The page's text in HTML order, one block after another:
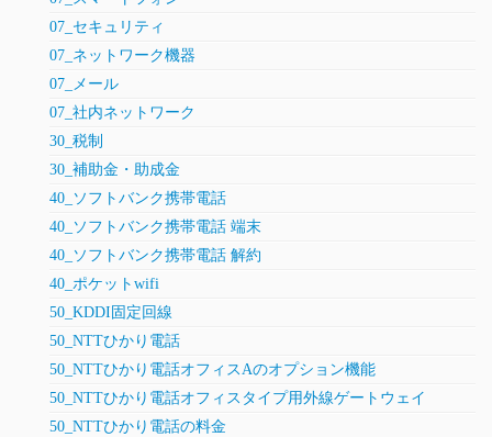
07_セキュリティ
07_ネットワーク機器
07_メール
07_社内ネットワーク
30_税制
30_補助金・助成金
40_ソフトバンク携帯電話
40_ソフトバンク携帯電話 端末
40_ソフトバンク携帯電話 解約
40_ポケットwifi
50_KDDI固定回線
50_NTTひかり電話
50_NTTひかり電話オフィスAのオプション機能
50_NTTひかり電話オフィスタイプ用外線ゲートウェイ
50_NTTひかり電話の料金